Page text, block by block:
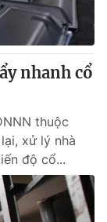
hành lại
nhanh cổ
thuộc
xử lý nhà
độ cổ...